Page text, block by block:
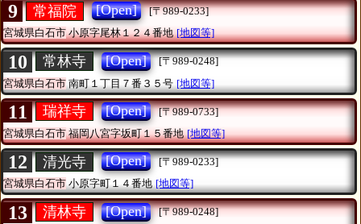
9 常福院 [Open]
[〒989-0233]
宮城県白石市小原字尾林１２４番地 [地図等]
10 常林寺 [Open]
[〒989-0248]
宮城県白石市 南町１丁目７番３５号 [地図等]
11 瑞祥寺 [Open]
[〒989-0733]
宮城県白石市福岡八宮字坂町１５番地 [地図等]
12 清光寺 [Open]
[〒989-0233]
宮城県白石市小原字町１４番地 [地図等]
13 清林寺 [Open]
[〒989-0248]